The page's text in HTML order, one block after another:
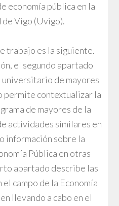
economía pública en la
Vigo (Uvigo).
trabajo es la siguiente.
el segundo apartado
de mayores
permite contextualizar la
de mayores de la
actividades similares en
información sobre la
Pública en otras
apartado describe las
campo de la Economía
llevando a cabo en el